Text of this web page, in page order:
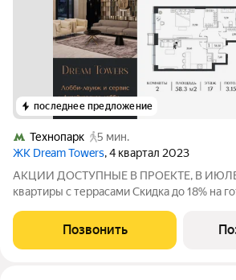
последнее предложение
Технопарк
5 мин.
ЖК Dream Towers, 4 квартал 2023
АКЦИИ ДОСТУПНЫЕ В ПРОЕКТЕ, В ИЮЛЕ:
квартиры с террасами Скидка до 18% на
комнатная квартира площадью 58.3 м на
сданном клубном комплексе
Позвонить